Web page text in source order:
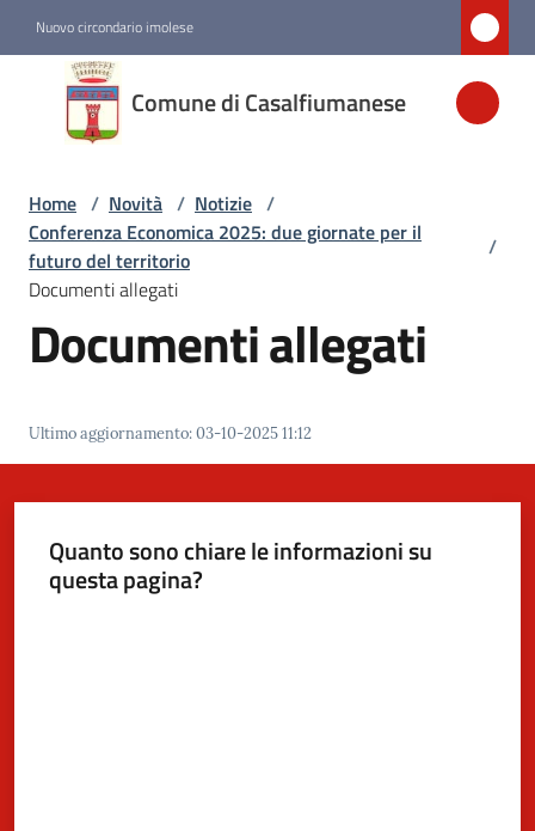
Nuovo circondario imolese
Comune di Casalfiumanese
Comune di
Casalfiumanese
Amministrazione
Novità
Vivere
Casalfiumanese
Home / Novità / Notizie /
Conferenza Economica 2025: due giornate per il
futuro del territorio
/
Documenti allegati
Documenti allegati
Ultimo aggiornamento:03-10-2025 11:12
Quanto sono chiare le informazioni su
questa pagina?